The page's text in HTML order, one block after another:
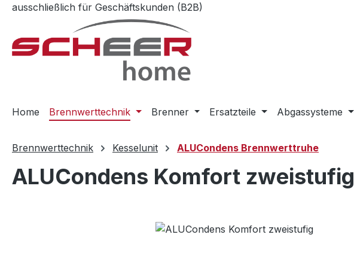
Hauptinhalt springen
Zur Suche springen
Zur Hauptnavigation springen
ausschließlich für Geschäftskunden (B2B)
Home Brennwerttechnik Brenner Ersatzteile Abgassysteme
Brennwerttechnik Kesselunit ALUCondens Brennwerttruhe
ALUCondens Komfort zweistufig